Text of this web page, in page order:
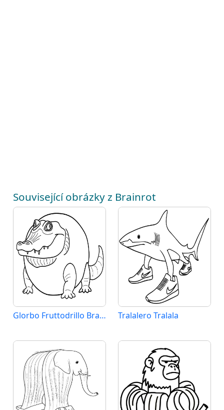
Související obrázky z Brainrot
Glorbo Fruttodrillo Brainrot Tralalero Tralala